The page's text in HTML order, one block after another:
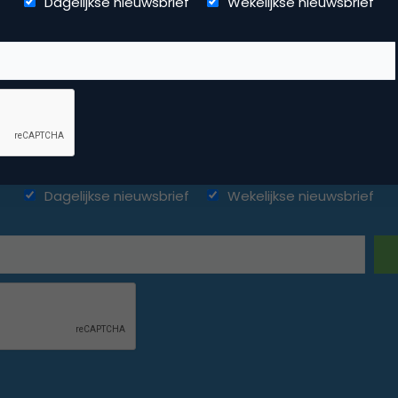
Elke dag vers. Mis
Dagelijkse nieuwsbrief Wekelijkse nieuwsbrief